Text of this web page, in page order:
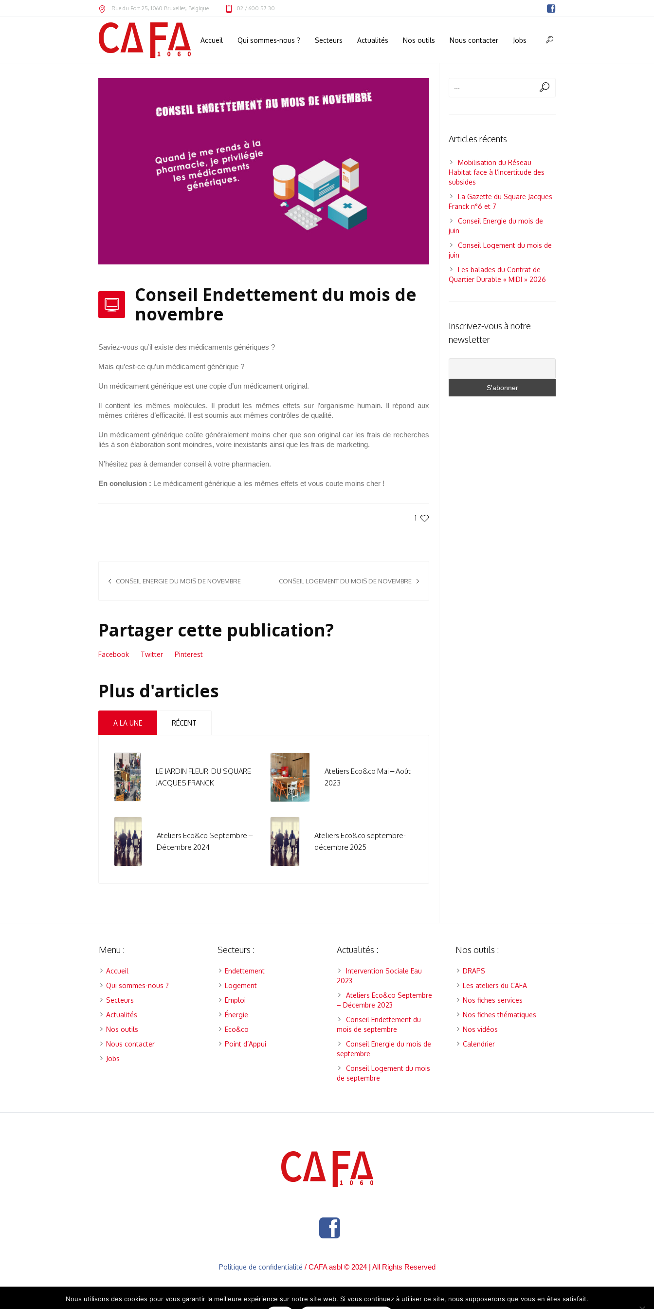
Rue du Fort 25, 1060 Bruxelles, Belgique 02 / 600 57 30
Accueil Qui sommes-nous ? Secteurs Actualités Nos outils Nous contacter Jobs
Conseil Endettement du mois de
novembre
Saviez-vous qu’il existe des médicaments génériques ?
Mais qu’est-ce qu’un médicament générique ?
Un médicament générique est une copie d’un médicament original.
Il contient les mêmes molécules. Il produit les mêmes effets sur l’organisme humain. Il répond aux
mêmes critères d’efficacité. Il est soumis aux mêmes contrôles de qualité.
Un médicament générique coûte généralement moins cher que son original car les frais de recherches
liés à son élaboration sont moindres, voire inexistants ainsi que les frais de marketing.
N’hésitez pas à demander conseil à votre pharmacien.
En conclusion : Le médicament générique a les mêmes effets et vous coute moins cher !
1
CONSEIL LOGEMENT DU MOIS DE NOVEMBRE
CONSEIL ENERGIE DU MOIS DE NOVEMBRE
Partager cette publication?
Facebook Twitter Pinterest
Plus d'articles
A LA UNE RÉCENT
LE JARDIN FLEURI DU SQUARE
JACQUES FRANCK
Ateliers Eco&co Mai – Août
2023
Ateliers Eco&co Septembre –
Décembre 2024
Ateliers Eco&co septembre-
décembre 2025
Articles récents
Mobilisation du Réseau
Habitat face à l’incertitude des
subsides
La Gazette du Square Jacques
Franck n°6 et 7
Conseil Energie du mois de
juin
Conseil Logement du mois de
juin
Les balades du Contrat de
Quartier Durable « MIDI » 2026
Inscrivez-vous à notre
newsletter
Menu :
Accueil
Qui sommes-nous ?
Secteurs
Actualités
Nos outils
Nous contacter
Jobs
Secteurs :
Endettement
Logement
Emploi
Énergie
Eco&co
Point d’Appui
Actualités :
Intervention Sociale Eau
2023
Ateliers Eco&co Septembre
– Décembre 2023
Conseil Endettement du
mois de septembre
Conseil Energie du mois de
septembre
Conseil Logement du mois
de septembre
Nos outils :
DRAPS
Les ateliers du CAFA
Nos fiches services
Nos fiches thématiques
Nos vidéos
Calendrier
Politique de confidentialité / CAFA asbl © 2024 | All Rights Reserved
Nous utilisons des cookies pour vous garantir la meilleure expérience sur notre site web. Si vous continuez à utiliser ce site, nous supposerons que vous en êtes satisfait.